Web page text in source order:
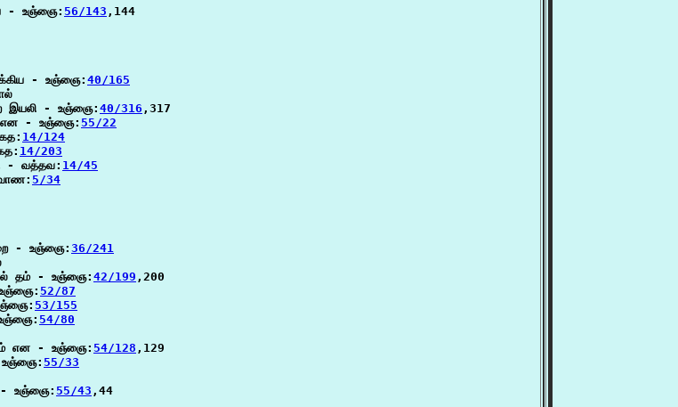
- உஞ்ஞை:
56/143 ,144
- உஞ்ஞை: 40/165
இயலி - உஞ்ஞை:
40/316 ,317
என - உஞ்ஞை: 55/22
14/124
14/203
- வத்தவ: 14/45
5/34
- உஞ்ஞை:36/241
தம் - உஞ்ஞை:
42/199 ,200
52/87
53/155
54/80
என - உஞ்ஞை:
54/128 ,129
உஞ்ஞை: 55/33
- உஞ்ஞை:
55/43 ,44